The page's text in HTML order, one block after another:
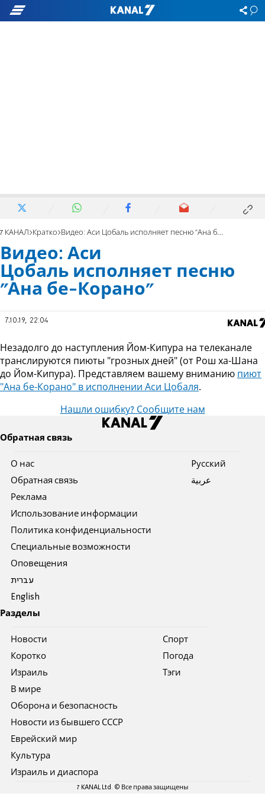
7 КАНАЛ Кратко Видео: Аси Цобаль исполняет песню "Ана бе-Корано"
Видео: Аси
Цобаль исполняет песню
"Ана бе-Корано"
7.10.19, 22:04
Незадолго до наступления Йом-Кипура на телеканале
транслируются пиюты "грозных дней" (от Рош ха-Шана
до Йом-Кипура). Представляем вашему вниманию пиют
"Ана бе-Корано" в исполнении Аси Цобаля.
Нашли ошибку? Сообщите нам
Обратная связь
О нас
Обратная связь
Реклама
Использование информации
Политика конфиденциальности
Специальные возможности
Оповещения
עברית
English
Pусский
عربية
Разделы
Новости
Коротко
Израиль
В мире
Оборона и безопасность
Новости из бывшего СССР
Еврейский мир
Культура
Израиль и диаспора
Спорт
Погода
Тэги
7 KANAL Ltd. © Все права защищены